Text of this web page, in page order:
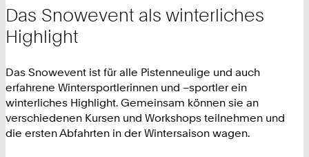
Das Snowevent als winterliches
Highlight
Das Snowevent ist für alle Pistenneulige und auch
erfahrene Wintersportlerinnen und –sportler ein
winterliches Highlight. Gemeinsam können sie an
verschiedenen Kursen und Workshops teilnehmen und
die ersten Abfahrten in der Wintersaison wagen.